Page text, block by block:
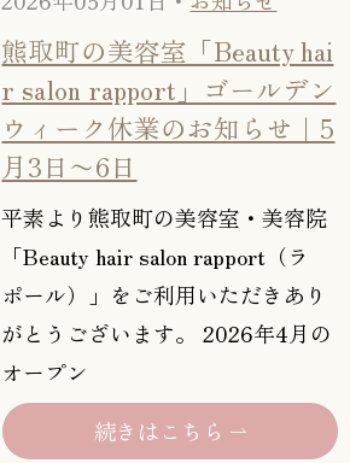
熊取町の美容室「Beauty hai
r salon rapport」ゴールデン
ウィーク休業のお知らせ｜5
月3日〜6日
平素より熊取町の美容室・美容院
「Beauty hair salon rapport（ラ
ポール）」をご利用いただきあり
がとうございます。 2026年4月の
オープン
続きはこちら